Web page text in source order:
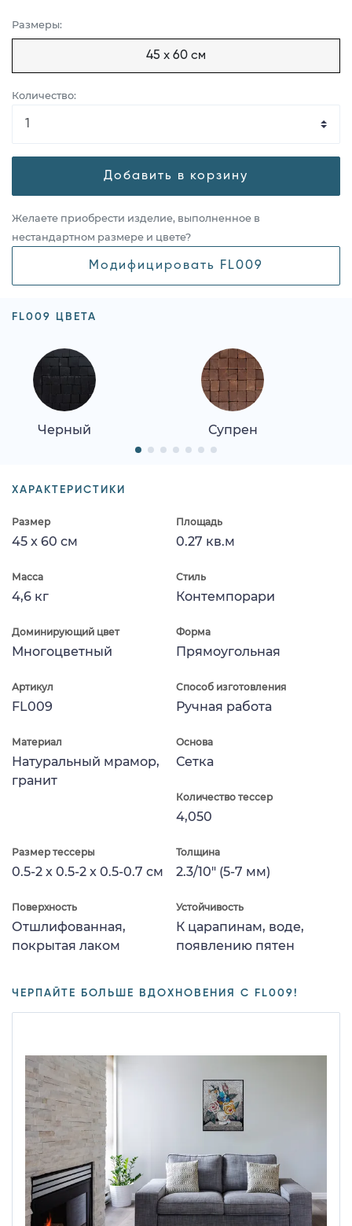
Размеры:
45 x 60 см
Количество:
Добавить в корзину
Желаете приобрести изделие, выполненное в
нестандартном размере и цвете?
Модифицировать FL009
FL009 ЦВЕТА
Черный Супрен
ХАРАКТЕРИСТИКИ
Размер
45 x 60 см
Площадь
0.27 кв.м
Масса
4,6 кг
Стиль
Контемпорари
Доминирующий цвет
Многоцветный
Форма
Прямоугольная
Артикул
FL009
Способ изготовления
Ручная работа
Материал
Натуральный мрамор,
гранит
Основа
Сетка
Количество тессер
4,050
Размер тессеры
0.5-2 x 0.5-2 x 0.5-0.7 см
Толщина
2.3/10" (5-7 мм)
Поверхность
Отшлифованная,
покрытая лаком
Устойчивость
К царапинам, воде,
появлению пятен
ЧЕРПАЙТЕ БОЛЬШЕ ВДОХНОВЕНИЯ С FL009!